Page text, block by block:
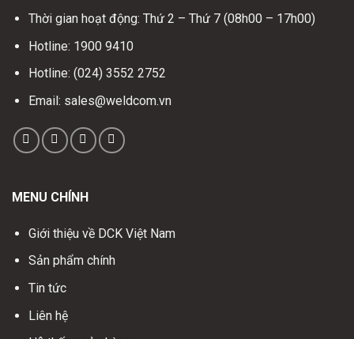
Thời gian hoạt động: Thứ 2 – Thứ 7 (08h00 – 17h00)
Hotline: 1900 9410
Hotline: (024) 3552 2752
Email: sales@weldcom.vn
MENU CHÍNH
Giới thiệu về DCK Việt Nam
Sản phẩm chính
Tin tức
Liên hệ